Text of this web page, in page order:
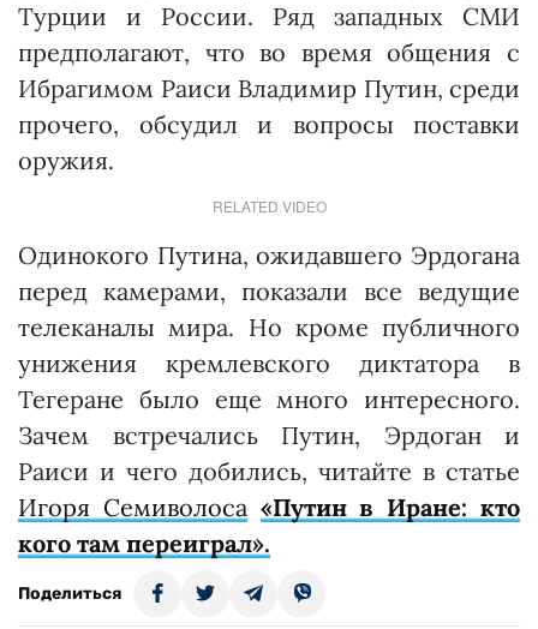
Турции и России. Ряд западных СМИ
предполагают, что во время общения с
Ибрагимом Раиси Владимир Путин, среди
прочего, обсудил и вопросы поставки
оружия.
RELATED VIDEO
Одинокого Путина, ожидавшего Эрдогана
перед камерами, показали все ведущие
телеканалы мира. Но кроме публичного
унижения кремлевского диктатора в
Тегеране было еще много интересного.
Зачем встречались Путин, Эрдоган и
Раиси и чего добились, читайте в статье
Игоря Семиволоса «Путин в Иране: кто
кого там переиграл».
Поделиться